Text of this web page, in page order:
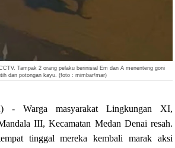
Tampak 2 orang pelaku berinisial Em dan A menenteng goni
dan potongan kayu. (foto : mimbar/mar)
- Warga masyarakat Lingkungan XI,
III, Kecamatan Medan Denai resah.
tinggal mereka kembali marak aksi